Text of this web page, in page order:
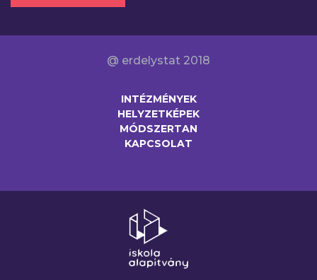
@ erdelystat 2018
INTÉZMÉNYEK
HELYZETKÉPEK
MÓDSZERTAN
KAPCSOLAT